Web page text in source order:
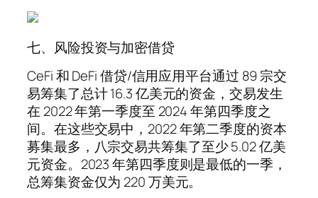
七、风险投资与加密借贷
CeFi 和 DeFi 借贷/信用应用平台通过 89 宗交
易筹集了总计 16.3 亿美元的资金，交易发生
在 2022 年第一季度至 2024 年第四季度之
间。在这些交易中，2022 年第二季度的资本
募集最多，八宗交易共筹集了至少 5.02 亿美
元资金。2023 年第四季度则是最低的一季，
总筹集资金仅为 220 万美元。